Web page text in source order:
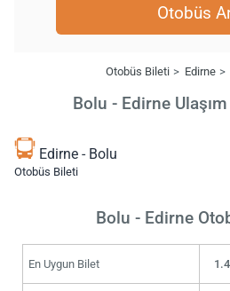
Otobüs
Otobüs Bileti Edirne
Bolu - Edirne
Edirne - Bolu
Otobüs Bileti
Bolu - Edirne
En Uygun Bilet